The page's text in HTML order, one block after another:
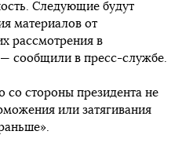
Следующие будут
материалов от
рассмотрения в
сообщили в пресс-службе.
со стороны президента не
или затягивания